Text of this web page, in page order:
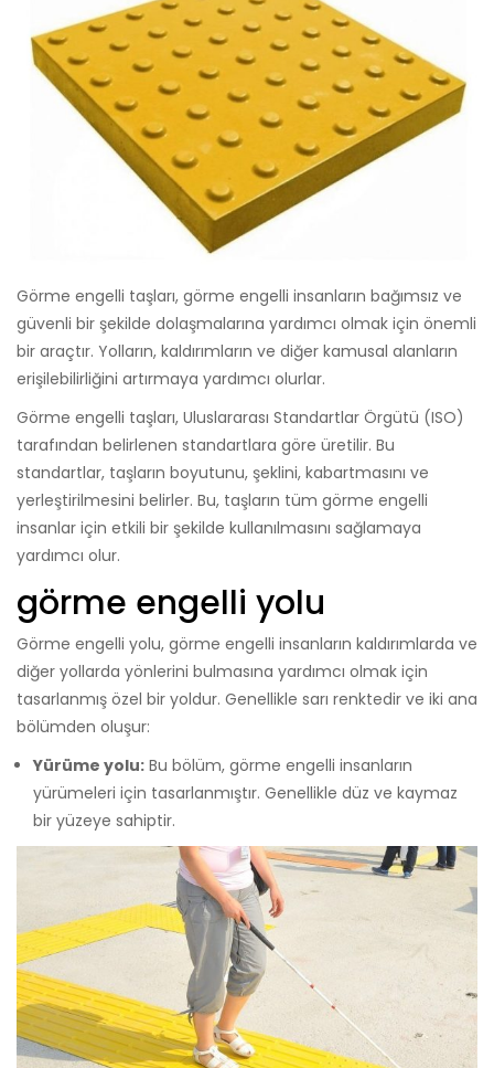
Görme engelli taşları, görme engelli insanların bağımsız ve
güvenli bir şekilde dolaşmalarına yardımcı olmak için önemli
bir araçtır. Yolların, kaldırımların ve diğer kamusal alanların
erişilebilirliğini artırmaya yardımcı olurlar.
Görme engelli taşları, Uluslararası Standartlar Örgütü (ISO)
tarafından belirlenen standartlara göre üretilir. Bu
standartlar, taşların boyutunu, şeklini, kabartmasını ve
yerleştirilmesini belirler. Bu, taşların tüm görme engelli
insanlar için etkili bir şekilde kullanılmasını sağlamaya
yardımcı olur.
görme engelli yolu
Görme engelli yolu, görme engelli insanların kaldırımlarda ve
diğer yollarda yönlerini bulmasına yardımcı olmak için
tasarlanmış özel bir yoldur. Genellikle sarı renktedir ve iki ana
bölümden oluşur:
Yürüme yolu: Bu bölüm, görme engelli insanların
yürümeleri için tasarlanmıştır. Genellikle düz ve kaymaz
bir yüzeye sahiptir.